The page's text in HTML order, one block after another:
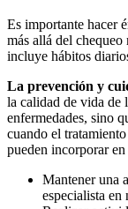
Es importante hacer
más allá del
incluye hábitos
La prevención y
la calidad de vida de
enfermedades, sino
cuando el
pueden incorporar
Mantener una
especialista